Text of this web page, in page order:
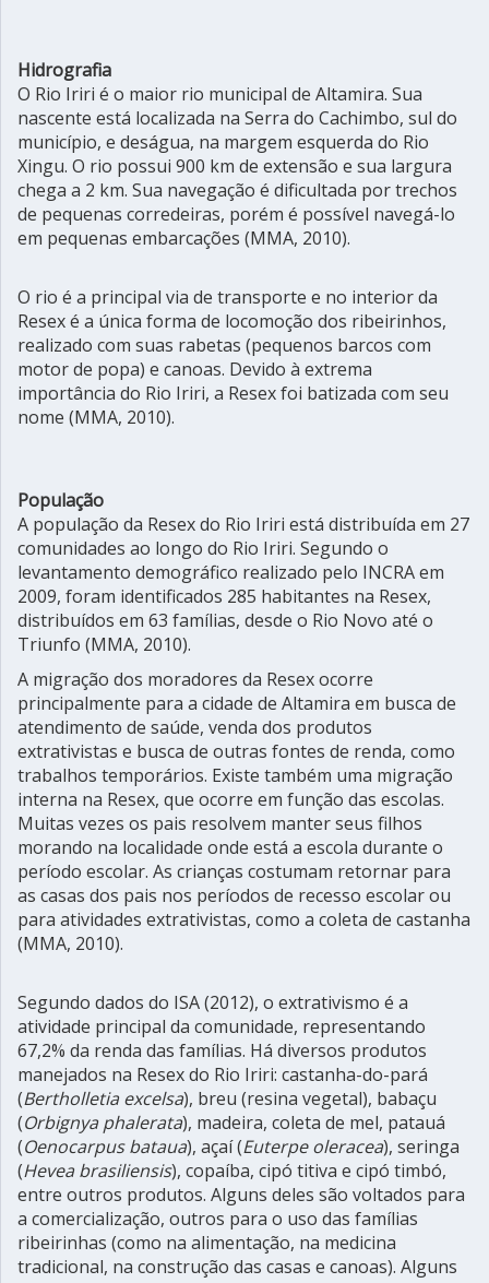
Hidrografia
O Rio Iriri é o maior rio municipal de Altamira. Sua
nascente está localizada na Serra do Cachimbo, sul do
município, e deságua, na margem esquerda do Rio
Xingu. O rio possui 900 km de extensão e sua largura
chega a 2 km. Sua navegação é dificultada por trechos
de pequenas corredeiras, porém é possível navegá-lo
em pequenas embarcações (MMA, 2010).
O rio é a principal via de transporte e no interior da
Resex é a única forma de locomoção dos ribeirinhos,
realizado com suas rabetas (pequenos barcos com
motor de popa) e canoas. Devido à extrema
importância do Rio Iriri, a Resex foi batizada com seu
nome (MMA, 2010).
População
A população da Resex do Rio Iriri está distribuída em 27
comunidades ao longo do Rio Iriri. Segundo o
levantamento demográfico realizado pelo INCRA em
2009, foram identificados 285 habitantes na Resex,
distribuídos em 63 famílias, desde o Rio Novo até o
Triunfo (MMA, 2010).
A migração dos moradores da Resex ocorre
principalmente para a cidade de Altamira em busca de
atendimento de saúde, venda dos produtos
extrativistas e busca de outras fontes de renda, como
trabalhos temporários. Existe também uma migração
interna na Resex, que ocorre em função das escolas.
Muitas vezes os pais resolvem manter seus filhos
morando na localidade onde está a escola durante o
período escolar. As crianças costumam retornar para
as casas dos pais nos períodos de recesso escolar ou
para atividades extrativistas, como a coleta de castanha
(MMA, 2010).
Segundo dados do ISA (2012), o extrativismo é a
atividade principal da comunidade, representando
67,2% da renda das famílias. Há diversos produtos
manejados na Resex do Rio Iriri: castanha-do-pará
(Bertholletia excelsa), breu (resina vegetal), babaçu
(Orbignya phalerata), madeira, coleta de mel, patauá
(Oenocarpus bataua), açaí (Euterpe oleracea), seringa
(Hevea brasiliensis), copaíba, cipó titiva e cipó timbó,
entre outros produtos. Alguns deles são voltados para
a comercialização, outros para o uso das famílias
ribeirinhas (como na alimentação, na medicina
tradicional, na construção das casas e canoas). Alguns